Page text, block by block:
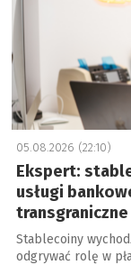
05.08.2026 (22:10)
Ekspert:
usługi
transgraniczne
Stablecoiny
odgrywać rolę w